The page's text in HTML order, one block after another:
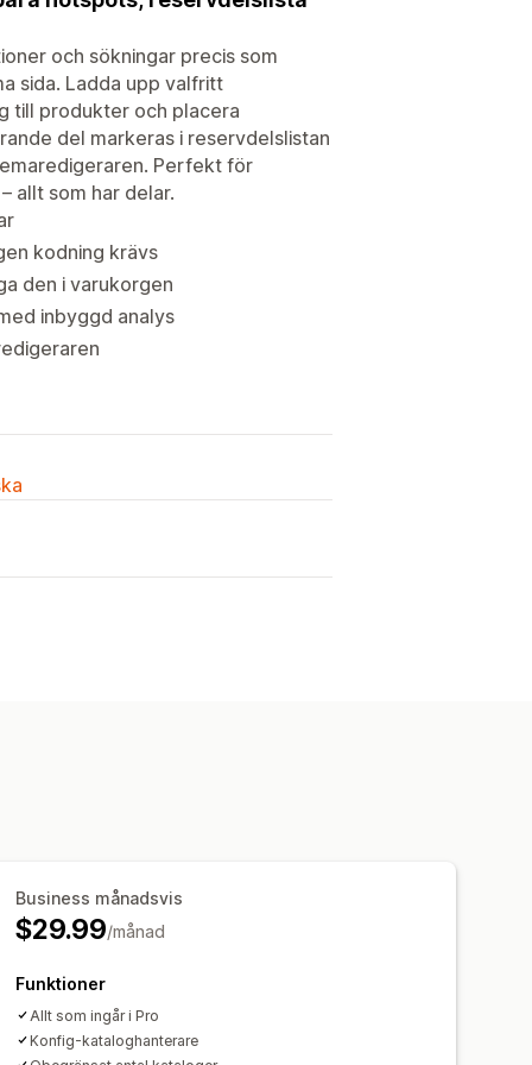
och sökningar precis som
sida. Ladda upp valfritt
till produkter och placera
del markeras i reservdelslistan
Perfekt för
allt som har delar.
kodning krävs
den i varukorgen
inbyggd analys
Business månadsvis
$29.99/månad
Funktioner
Allt som ingår i Pro
Konfig-kataloghanterare